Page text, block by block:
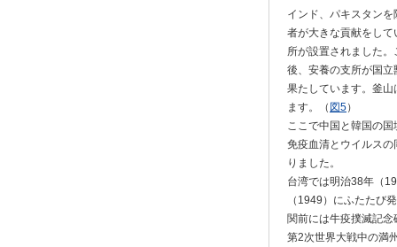
インド、パキスタン
者が大きな貢献をし
所が設置されました
後、安養の支所が国
果たしています。釜
ます。（ 図5）
ここで中国と韓国の
免疫血清とウイルス
りました。
台湾では明治38年（
（1949）にふたたび
関前には牛疫撲滅記念
第2次世界大戦中の満